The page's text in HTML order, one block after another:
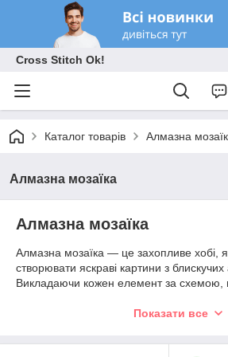
Cross Stitch Ok!
Каталог товарів Алмазна
Алмазна мозаїка
Алмазна мозаїка
Алмазна мозаїка — це захопливе хобі,
створювати яскраві картини з блискучих
Викладаючи кожен елемент за схемою,
стане чудовою прикрасою інтер'єру або
Показати все